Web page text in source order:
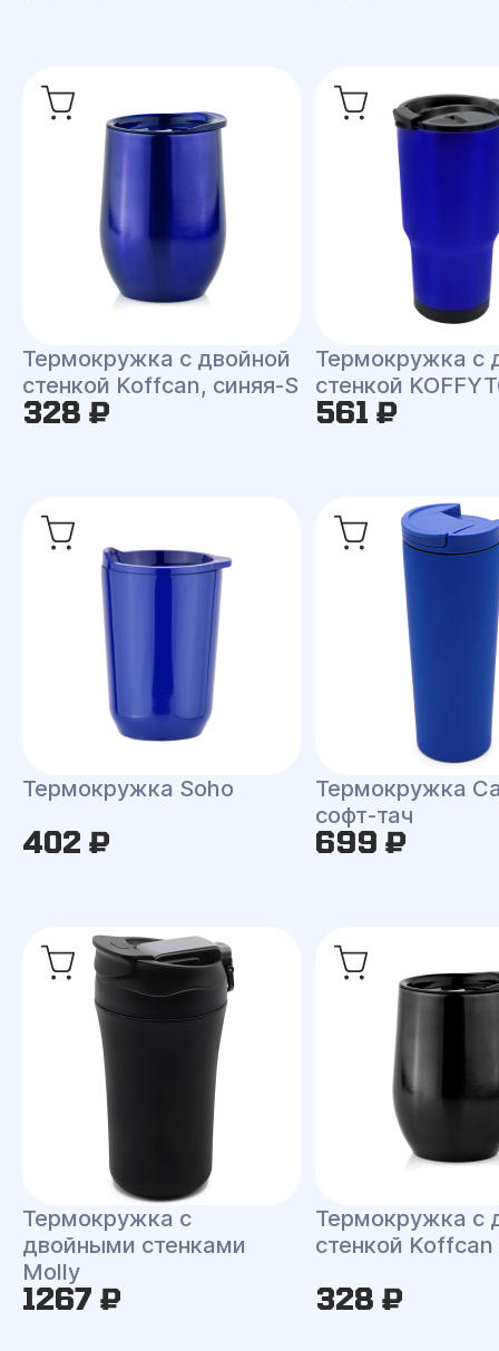
Термокружка с двойной
стенкой Koffcan, синяя-S
328 ₽
Термокружка с
стенкой
561 ₽
Термокружка Soho
402 ₽
Термокружка
софт-тач
699 ₽
Термокружка с
двойными стенками
Molly
1267 ₽
Термокружка с
стенкой Koffcan
328 ₽